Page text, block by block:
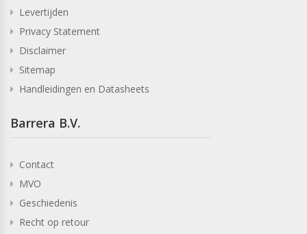
Levertijden
Privacy Statement
Disclaimer
Sitemap
Handleidingen en Datasheets
Barrera B.V.
Contact
MVO
Geschiedenis
Recht op retour